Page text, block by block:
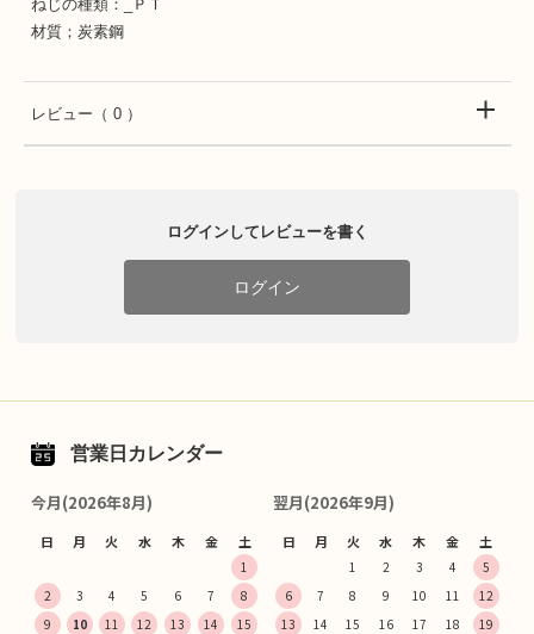
ねじの種類：_ＰＴ
材質；炭素鋼
レビュー （ 0 ）
ログインしてレビューを書く
ログイン
営業日カレンダー
今月(2026年8月)
日 月 火 水 木 金 土
1
2
3 4 5 6 7
8
9
10 11 12 13 14
15
翌月(2026年9月)
日 月 火 水 木 金 土
1 2 3 4
5
6
7 8 9 10 11
12
13
14 15 16 17 18
19